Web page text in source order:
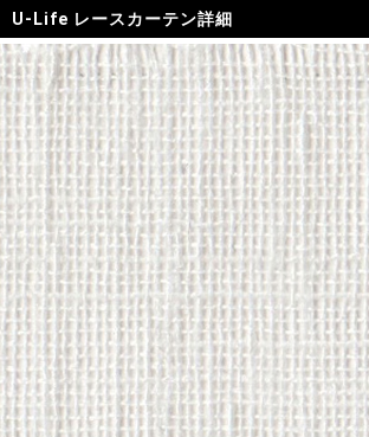
U-Life レースカーテン詳細